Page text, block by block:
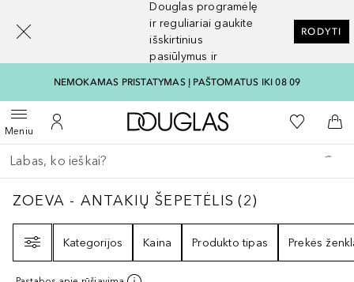
Douglas programėlę
ir reguliariai gaukite
išskirtinius
pasiūlymus ir
RODYTI
NEMOKAMAS PRISTATYMAS Į PAŠTOMATUS IKI 08 09
MeniuAtidaryti meniuĮ mano paskyrą
Į Douglas pagrindinį
Į mano
Į
Grįžk atgal
Vykdykite paiešką
ZOEVA - ANTAKIŲ ŠEPETĖLIS2
ZOEVA - ANTAKIŲ ŠEPETĖLIS (2)
Kategorijos
Kaina Produkto tipas Prekės
[navigation.slideout.screenreader]